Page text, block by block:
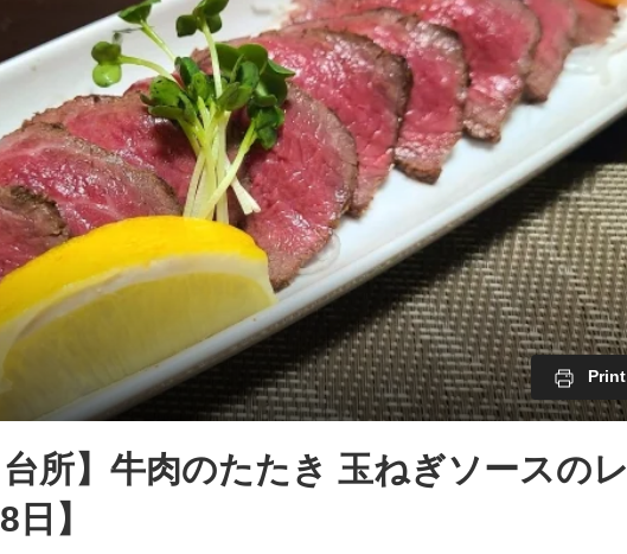
Print
台所】牛肉のたたき 玉ねぎソースのレ
】